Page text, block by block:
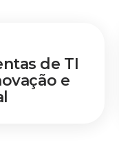
de TI
e